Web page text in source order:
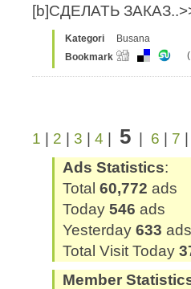
[b]СДЕЛАТЬ
Kategori
Busana
Bookmark
(
1 2 3 4 5 6 7
Ads Statistics:
Total 60,772 ads
Today 546 ads
Yesterday 633 ads
Total Visit Today
Member